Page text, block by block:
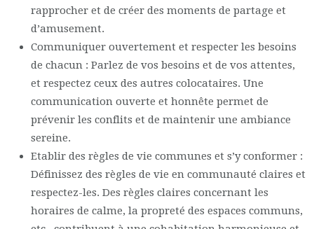
rapprocher et de créer des moments de partage et
d’amusement.
Communiquer ouvertement et respecter les besoins
de chacun : Parlez de vos besoins et de vos attentes,
et respectez ceux des autres colocataires. Une
communication ouverte et honnête permet de
prévenir les conflits et de maintenir une ambiance
sereine.
Etablir des règles de vie communes et s’y conformer :
Définissez des règles de vie en communauté claires et
respectez-les. Des règles claires concernant les
horaires de calme, la propreté des espaces communs,